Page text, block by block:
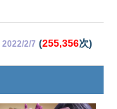
2022/2/7 (255,356次)